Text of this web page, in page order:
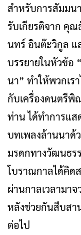
สำหรับการสัมมน
รับเกียรติจาก คุ
นทร์ อินต๊ะวิกูล
บรรยายในหัวข้อ
นา” ทำให้พวกเร
กับเครื่องดนตรีพิ
ท่าน ได้ทำการแ
บทเพลงล้านนาด้
มรดกทางวัฒนธร
โบราณกาลได้คิด
ผ่านกาลเวลามา
หลังช่วยกันสืบสา
ต่อไป